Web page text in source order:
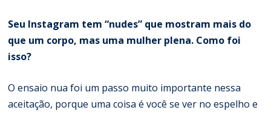
Seu Instagram tem “nudes” que mostram mais do
que um corpo, mas uma mulher plena. Como foi
isso?
O ensaio nua foi um passo muito importante nessa
aceitação, porque uma coisa é você se ver no espelho e